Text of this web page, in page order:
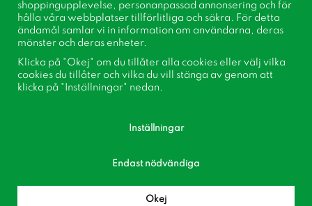
Nyhetsbrev
Om cookies
Inspiration
Bli medlem i vår kundklubb!
shoppingupplevelse, personanpassad annonsering och för
hålla våra webbplatser tillförlitliga och säkra. För detta
ändamål samlar vi in information om användarna, deras
mönster och deras enheter.
Klicka på "Okej" om du tillåter alla cookies eller välj vilka
cookies du tillåter och vilka du vill stänga av genom att
klicka på "Inställningar" nedan.
Inställningar
Endast nödvändiga
Okej